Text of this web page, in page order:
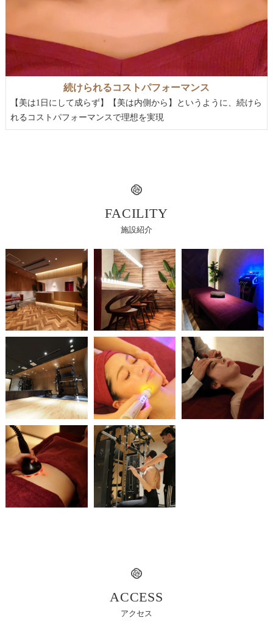
続けられるコストパフォーマンス
【美は1日にして成らず】【美は内側から】というように、続けら
れるコストパフォーマンスで理想を実現
施設紹介
FACILITY
アクセス
ACCESS